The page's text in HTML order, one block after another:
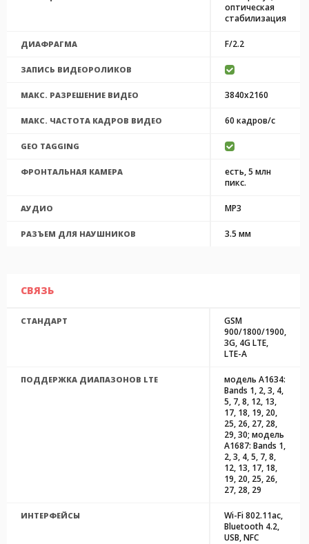
оптическая
стабилизация
ДИАФРАГМА F/2.2
ЗАПИСЬ ВИДЕОРОЛИКОВ
МАКС. РАЗРЕШЕНИЕ ВИДЕО 3840x2160
МАКС. ЧАСТОТА КАДРОВ ВИДЕО 60 кадров/с
GEO TAGGING
ФРОНТАЛЬНАЯ КАМЕРА
есть, 5 млн
пикс.
АУДИО MP3
РАЗЪЕМ ДЛЯ НАУШНИКОВ 3.5 мм
СВЯЗЬ
СТАНДАРТ
GSM
900/1800/1900,
3G, 4G LTE,
LTE-A
ПОДДЕРЖКА ДИАПАЗОНОВ LTE
модель A1634:
Bands 1, 2, 3, 4,
5, 7, 8, 12, 13,
17, 18, 19, 20,
25, 26, 27, 28,
29, 30; модель
A1687: Bands 1,
2, 3, 4, 5, 7, 8,
12, 13, 17, 18,
19, 20, 25, 26,
27, 28, 29
ИНТЕРФЕЙСЫ
Wi-Fi 802.11ac,
Bluetooth 4.2,
USB, NFC